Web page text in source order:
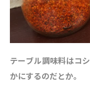
テーブル調味料はコ
かにするのだとか。